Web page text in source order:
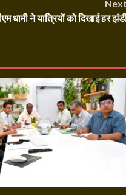
धामी ने यात्रियों को दिखाई हर